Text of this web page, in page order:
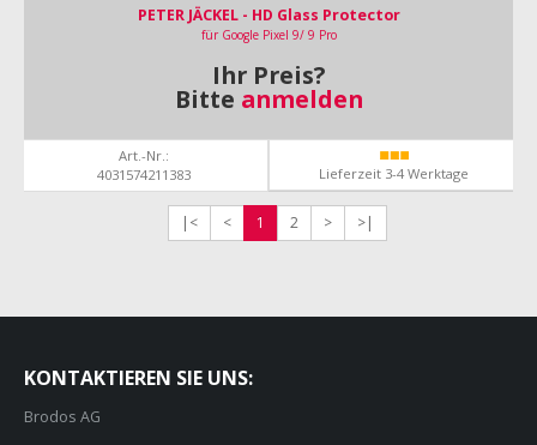
PETER JÄCKEL - HD Glass Protector
für Google Pixel 9/ 9 Pro
Ihr Preis?
Bitte anmelden
Art.-Nr.:
4031574211383
Lieferzeit 3-4 Werktage
|< < 1 2 > >|
KONTAKTIEREN SIE UNS:
Brodos AG